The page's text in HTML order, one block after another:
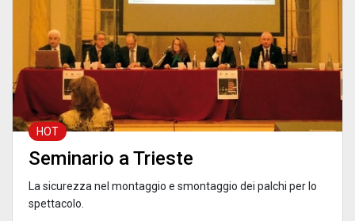
HOT
Seminario a Trieste
La sicurezza nel montaggio e smontaggio dei palchi per lo
spettacolo.